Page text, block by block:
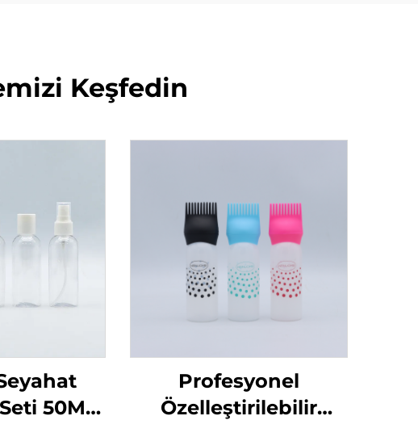
Keşfedin
50ML
Profesyonel
Özelleştirilebilir